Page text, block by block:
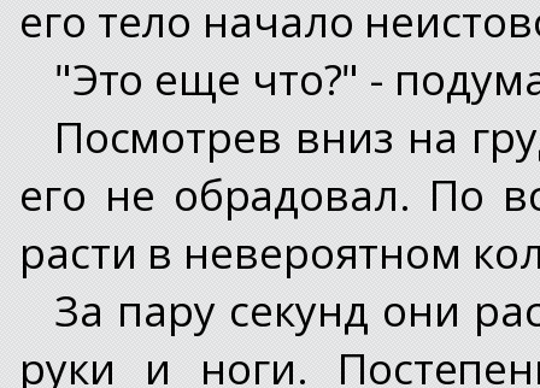
его тело начало
"Это еще что?" -
Посмотрев вниз на
его не обрадовал. По
расти в невероятном
За пару секунд они
руки и ноги.